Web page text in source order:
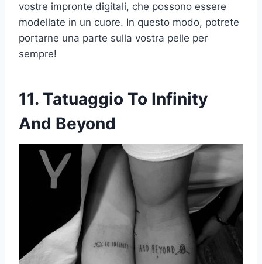
vostre impronte digitali, che possono essere
modellate in un cuore. In questo modo, potrete
portarne una parte sulla vostra pelle per
sempre!
11. Tatuaggio To Infinity
And Beyond